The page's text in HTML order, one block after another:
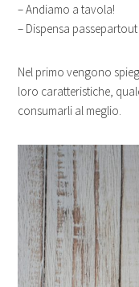
– Andiamo a tavola!
– Dispensa passepartout
Nel primo vengono
loro caratteristiche,
consumarli al meglio.